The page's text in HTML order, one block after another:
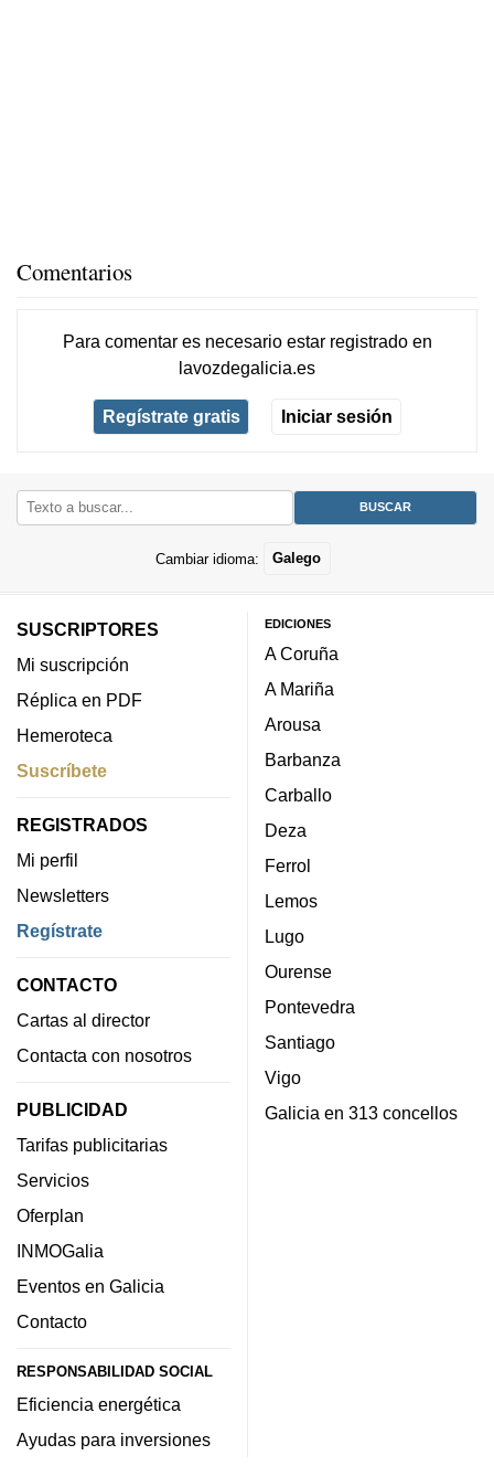
Comentarios
Para comentar es necesario estar registradoen
lavozdegalicia.es
Regístrate gratis Iniciar sesión
Cambiar idioma: Galego
SUSCRIPTORES
Mi suscripción
Réplica en PDF
Hemeroteca
Suscríbete
REGISTRADOS
Mi perfil
Newsletters
Regístrate
CONTACTO
Cartas al director
Contacta con nosotros
PUBLICIDAD
Tarifas publicitarias
Servicios
Oferplan
INMOGalia
Eventos en Galicia
Contacto
RESPONSABILIDAD SOCIAL
Eficiencia energética
Ayudas para inversiones
EDICIONES
A Coruña
A Mariña
Arousa
Barbanza
Carballo
Deza
Ferrol
Lemos
Lugo
Ourense
Pontevedra
Santiago
Vigo
Galicia en 313 concellos